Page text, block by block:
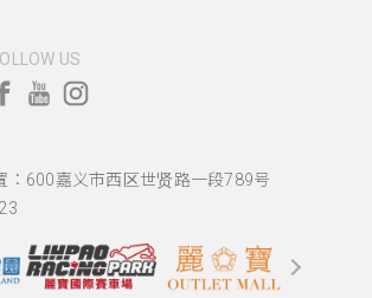
US
： 600嘉义市西区世贤路一段789号